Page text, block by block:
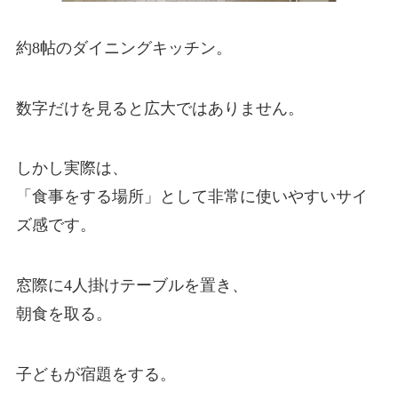
約8帖のダイニングキッチン。
数字だけを見ると広大ではありません。
しかし実際は、
「食事をする場所」として非常に使いやすいサイ
ズ感です。
窓際に4人掛けテーブルを置き、
朝食を取る。
子どもが宿題をする。